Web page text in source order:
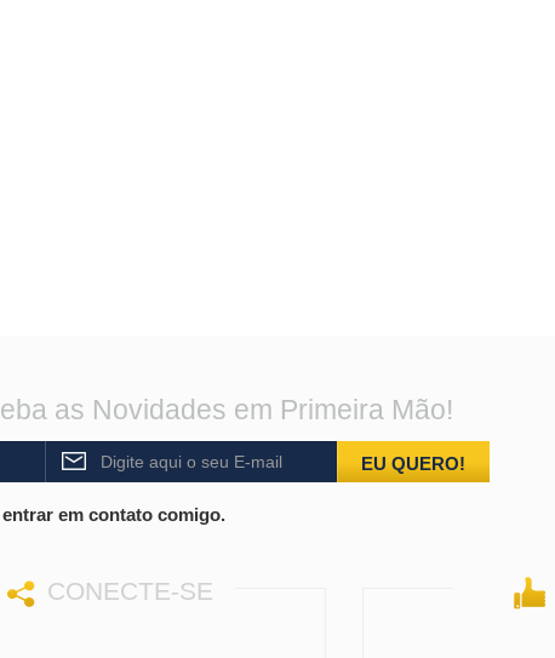
as Novidades em Primeira Mão!
EU QUERO!
em contato comigo.
CONECTE-SE